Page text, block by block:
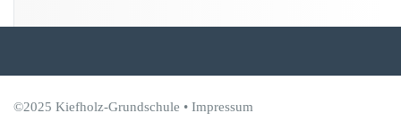
©2025 Kiefholz-Grundschule • Impressum